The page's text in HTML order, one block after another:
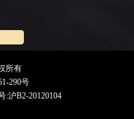
所有
290号
:沪B2-20120104